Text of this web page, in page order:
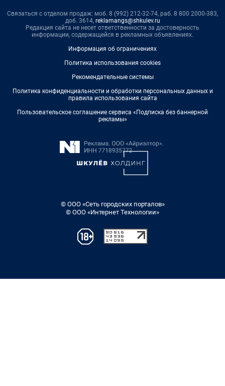
Связаться с отделом продаж: моб. 8 (992) 212-32-74, раб. 8 800 2000-383,
доб. 3614, reklamangs@shkulev.ru
Редакция сайта не несет ответственности за достоверность
информации, содержащейся в рекламных объявлениях.
Информация об ограничениях
Политика использования cookies
Рекомендательные системы
Политика конфиденциальности и обработки персональных данных и
правила использования сайта
Пользовательское соглашение сервиса «Подписка без баннерной
рекламы»
© ООО «Сеть городских порталов»
© ООО «Интернет Технологии»